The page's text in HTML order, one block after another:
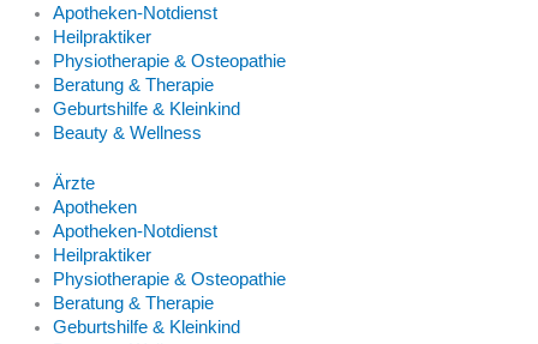
Apotheken-Notdienst
Heilpraktiker
Physiotherapie & Osteopathie
Beratung & Therapie
Geburtshilfe & Kleinkind
Beauty & Wellness
Ärzte
Apotheken
Apotheken-Notdienst
Heilpraktiker
Physiotherapie & Osteopathie
Beratung & Therapie
Geburtshilfe & Kleinkind